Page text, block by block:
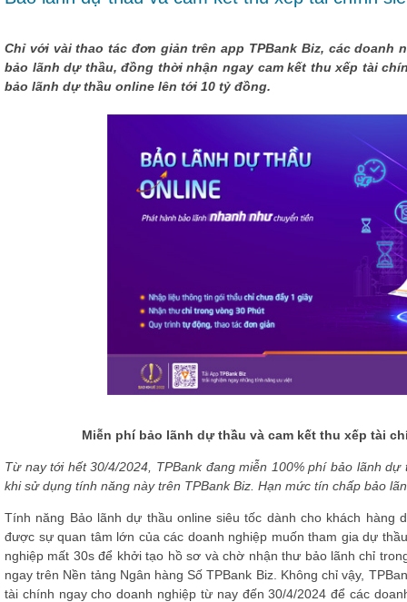
Chỉ với vài thao tác đơn giản trên app TPBank Biz, các
bảo lãnh dự thầu, đồng thời nhận ngay cam kết thu xếp tài
bảo lãnh dự thầu online lên tới 10 tỷ đồng.
Miễn phí bảo lãnh dự thầu và cam kết thu xếp tài
Từ nay tới hết 30/4/2024, TPBank đang miễn 100% phí bảo lãnh
khi sử dụng tính năng này trên TPBank Biz. Hạn mức tín chấp bảo
Tính năng Bảo lãnh dự thầu online siêu tốc dành cho khách hàng
được sự quan tâm lớn của các doanh nghiệp muốn tham gia dự
nghiệp mất 30s để khởi tạo hồ sơ và chờ nhận thư bảo lãnh chỉ
ngay trên Nền tảng Ngân hàng Số TPBank Biz. Không chỉ vậy,
tài chính ngay cho doanh nghiệp từ nay đến 30/4/2024 để các